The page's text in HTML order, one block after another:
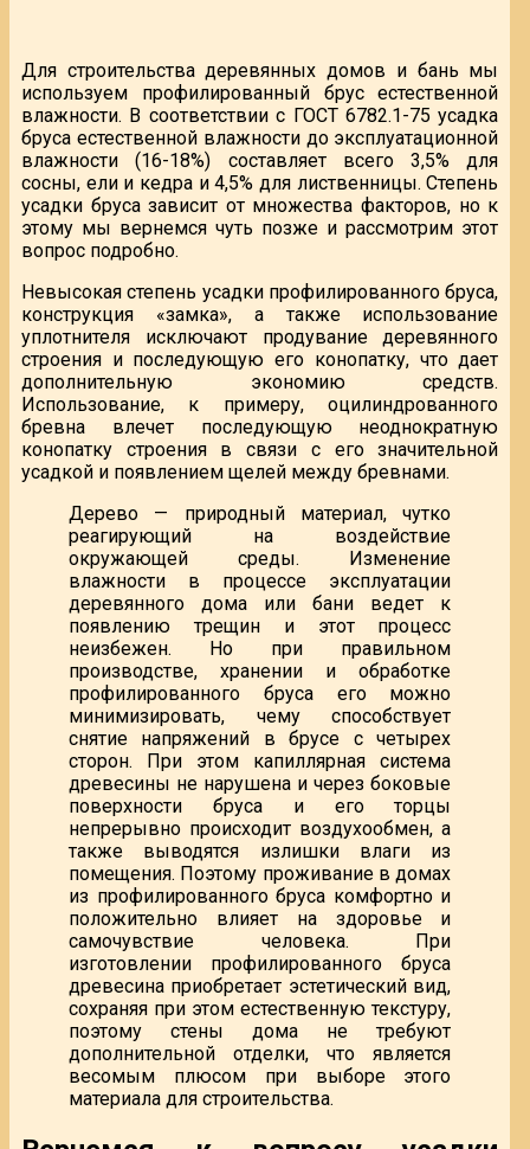
Для строительства деревянных домов и бань мы
используем профилированный брус естественной
влажности. В соответствии с ГОСТ 6782.1-75 усадка
бруса естественной влажности до эксплуатационной
влажности (16-18%) составляет всего 3,5% для
сосны, ели и кедра и 4,5% для лиственницы. Степень
усадки бруса зависит от множества факторов, но к
этому мы вернемся чуть позже и рассмотрим этот
вопрос подробно.
Невысокая степень усадки профилированного бруса,
конструкция «замка», а также использование
уплотнителя исключают продувание деревянного
строения и последующую его конопатку, что дает
дополнительную экономию средств.
Использование, к примеру, оцилиндрованного
бревна влечет последующую неоднократную
конопатку строения в связи с его значительной
усадкой и появлением щелей между бревнами.
Дерево — природный материал, чутко
реагирующий на воздействие
окружающей среды. Изменение
влажности в процессе эксплуатации
деревянного дома или бани ведет к
появлению трещин и этот процесс
неизбежен. Но при правильном
производстве, хранении и обработке
профилированного бруса его можно
минимизировать, чему способствует
снятие напряжений в брусе с четырех
сторон. При этом капиллярная система
древесины не нарушена и через боковые
поверхности бруса и его торцы
непрерывно происходит воздухообмен, а
также выводятся излишки влаги из
помещения. Поэтому проживание в домах
из профилированного бруса комфортно и
положительно влияет на здоровье и
самочувствие человека. При
изготовлении профилированного бруса
древесина приобретает эстетический вид,
сохраняя при этом естественную текстуру,
поэтому стены дома не требуют
дополнительной отделки, что является
весомым плюсом при выборе этого
материала для строительства.